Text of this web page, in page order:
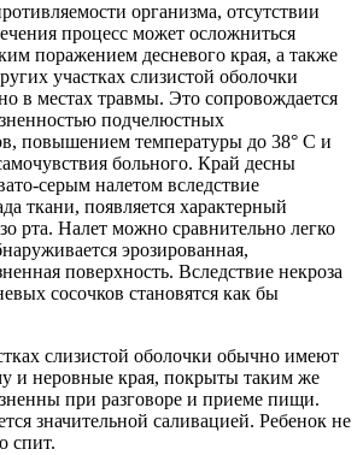
организма, отсутствии
процесс может осложниться
поражением десневого края, а также
участках слизистой оболочки
в местах травмы. Это сопровождается
подчелюстных
повышением температуры до 38° С и
больного. Край десны
серым налетом вследствие
ткани, появляется характерный
рта. Налет можно сравнительно легко
эрозированная,
поверхность. Вследствие некроза
сосочков становятся как бы
слизистой оболочки обычно имеют
и неровные края, покрыты таким же
при разговоре и приеме пищи.
значительной саливацией. Ребенок не
спит.